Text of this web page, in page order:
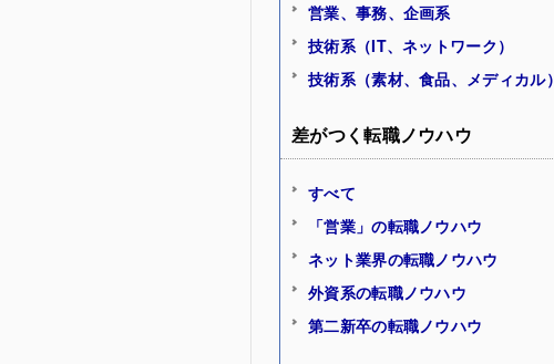
営業、事務、企画系
技術系（IT、ネットワーク）
技術系（素材、食品、メディカル）
差がつく転職ノウハウ
すべて
「営業」の転職ノウハウ
ネット業界の転職ノウハウ
外資系の転職ノウハウ
第二新卒の転職ノウハウ